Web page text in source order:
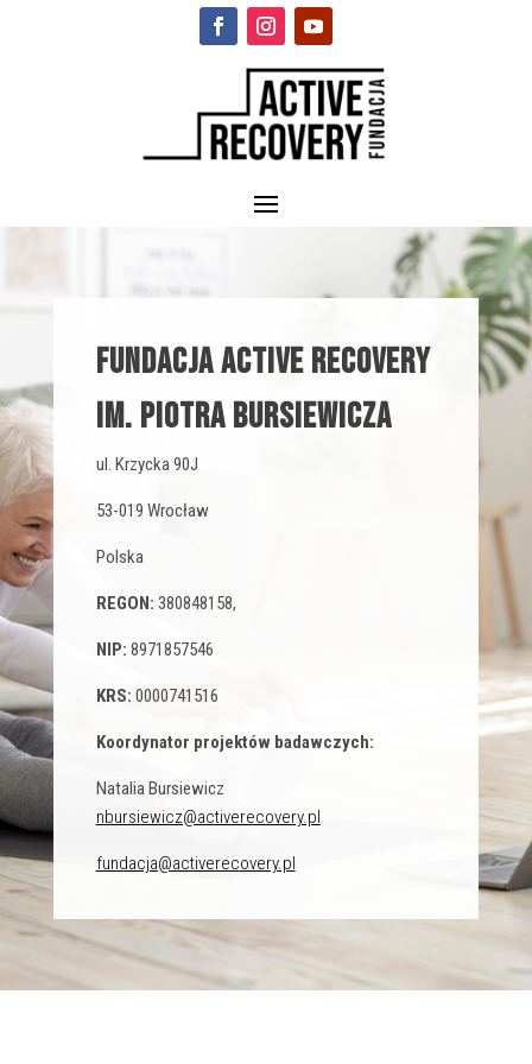
Fundacja Active Recovery
im. Piotra Bursiewicza
ul. Krzycka 90J
53-019 Wrocław
Polska
REGON: 380848158,
NIP: 8971857546
KRS: 0000741516
Koordynator projektów badawczych:
Natalia Bursiewicz
nbursiewicz@activerecovery.pl
fundacja@activerecovery.pl